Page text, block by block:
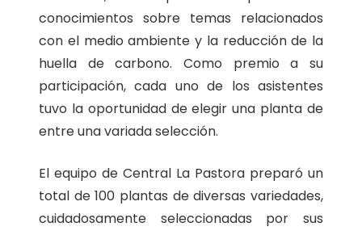
conocimientos sobre temas relacionados
con el medio ambiente y la reducción de la
huella de carbono. Como premio a su
participación, cada uno de los asistentes
tuvo la oportunidad de elegir una planta de
entre una variada selección.
El equipo de Central La Pastora preparó un
total de 100 plantas de diversas variedades,
cuidadosamente seleccionadas por sus